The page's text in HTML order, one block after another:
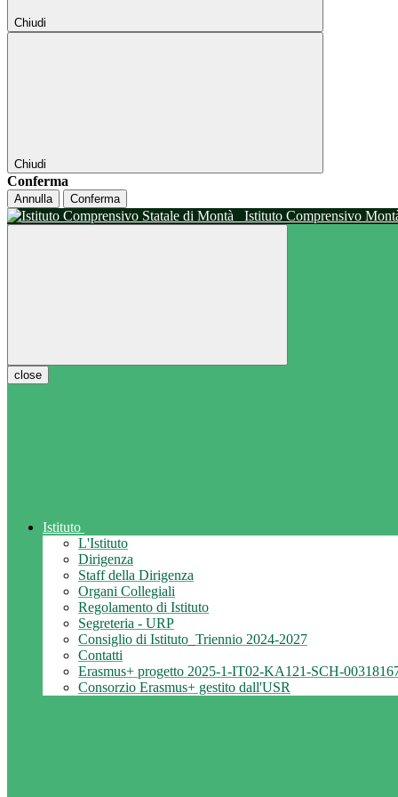
Chiudi
Chiudi
Conferma
Annulla Conferma
Istituto Comprensivo
close
Istituto
L'Istituto
Dirigenza
Staff della Dirigenza
Organi Collegiali
Regolamento di Istituto
Segreteria - URP
Consiglio di Istituto_Triennio 2024-2027
Contatti
Erasmus+ progetto 2025-1-IT02-KA121-SCH-
Consorzio Erasmus+ gestito dall'USR